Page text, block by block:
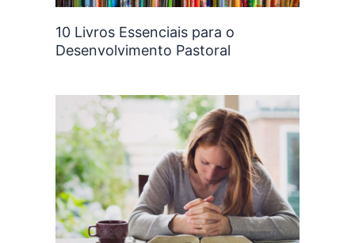
10 Livros Essenciais para o
Desenvolvimento Pastoral